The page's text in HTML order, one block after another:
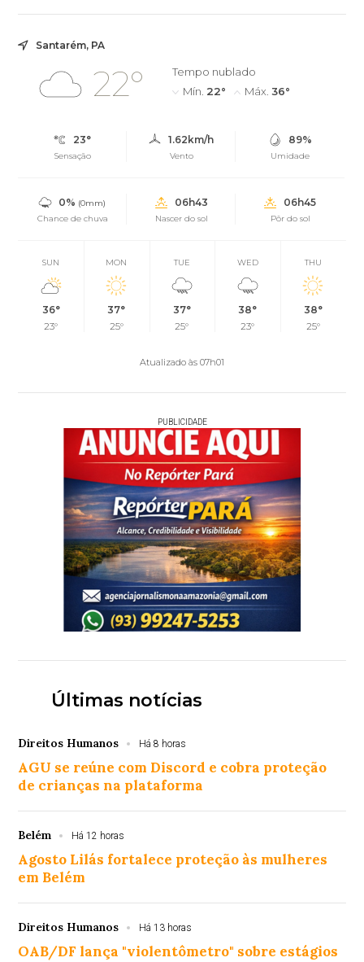
Santarém, PA
22°
Tempo nublado
Mín. 22° Máx. 36°
23°
Sensação
1.62km/h
Vento
89%
Umidade
0% (0mm)
Chance de chuva
06h43
Nascer do sol
06h45
Pôr do sol
SUN
36°
23°
MON
37°
25°
TUE
37°
25°
WED
38°
23°
THU
38°
25°
Atualizado às 07h01
PUBLICIDADE
Últimas notícias
Direitos Humanos Há 8 horas
AGU se reúne com Discord e cobra proteção
de crianças na plataforma
Belém Há 12 horas
Agosto Lilás fortalece proteção às mulheres
em Belém
Direitos Humanos Há 13 horas
OAB/DF lança "violentômetro" sobre estágios